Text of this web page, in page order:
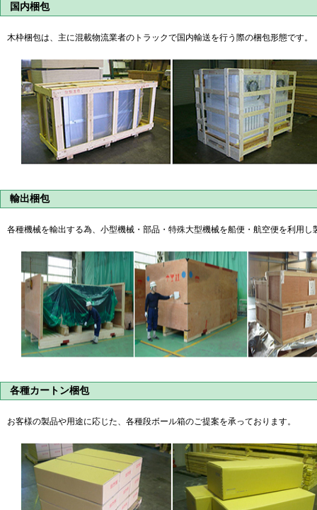
国内梱包
木枠梱包は、主に混載物流業者のトラックで国内輸送を行う際の梱包形態です。
輸出梱包
各種機械を輸出する為、小型機械・部品・特殊大型機械を船便・航空便を利用
各種カートン梱包
お客様の製品や用途に応じた、各種段ボール箱のご提案を承っております。